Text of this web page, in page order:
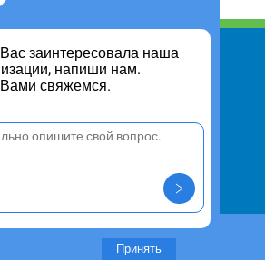
заинтересовала наша
напиши нам.
свяжемся.
Принять
Информация
Для чего существует портал
Правило cookie
предложение